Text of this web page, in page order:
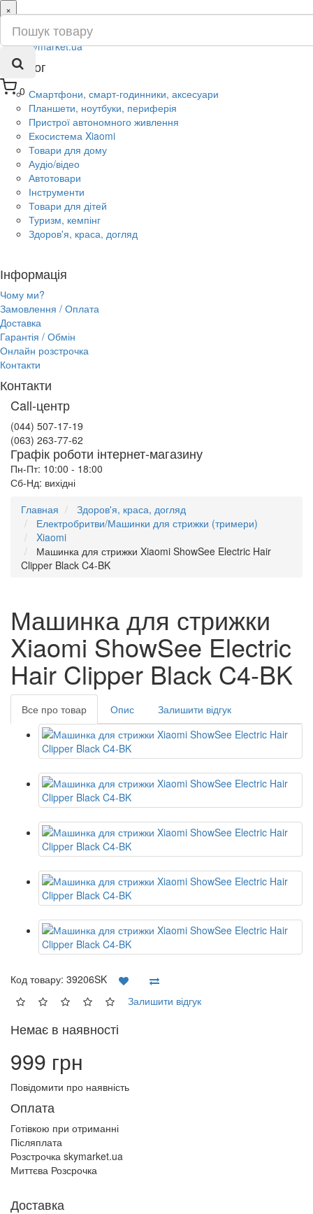
0
×
ru
ua
Каталог
Смартфони, смарт-годинники, аксесуари
Планшети, ноутбуки, периферія
Пристрої автономного живлення
Екосистема Xiaomi
Товари для дому
Аудіо/відео
Автотовари
Інструменти
Товари для дітей
Туризм, кемпінг
Здоров'я, краса, догляд
Інформація
Чому ми?
Замовлення / Оплата
Доставка
Гарантія / Обмін
Онлайн розстрочка
Контакти
Контакти
Call-центр
(044) 507-17-19
(063) 263-77-62
Графік роботи інтернет-магазину
Пн-Пт: 10:00 - 18:00
Сб-Нд: вихідні
Главная
Здоров'я, краса, догляд
Електробритви/Машинки для стрижки (тримери)
Xiaomi
Машинка для стрижки Xiaomi ShowSee Electric Hair
Clipper Black C4-BK
Машинка для стрижки
Xiaomi ShowSee Electric
Hair Clipper Black C4-BK
Все про товар Опис Залишити відгук
Код товару: 39206SK
Залишити відгук
Немає в наявності
999 грн
Повідомити про наявність
Оплата
Готівкою при отриманні
Післяплата
Розстрочка skymarket.ua
Миттєва Розсрочка
Доставка